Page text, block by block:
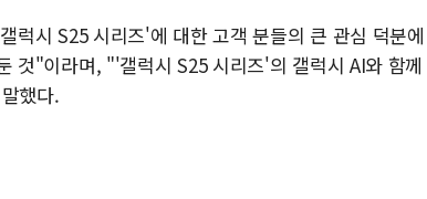
럭시 S25 시리즈'에 대한 고객 분들의 큰 관심 덕분에
것"이라며, "'갤럭시 S25 시리즈'의 갤럭시 AI와 함께
했다.